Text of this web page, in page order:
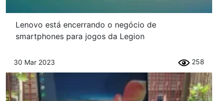
Lenovo está encerrando o negócio de
smartphones para jogos da Legion
30 Mar 2023 258